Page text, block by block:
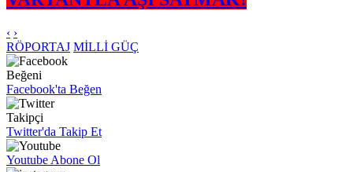
‹ ›
RÖPORTAJ MİLLİ GÜÇ
Beğeni
Facebook'ta Beğen
Takipçi
Twitter'da Takip Et
Youtube Abone Ol